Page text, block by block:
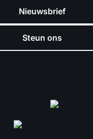
Nieuwsbrief
Steun ons